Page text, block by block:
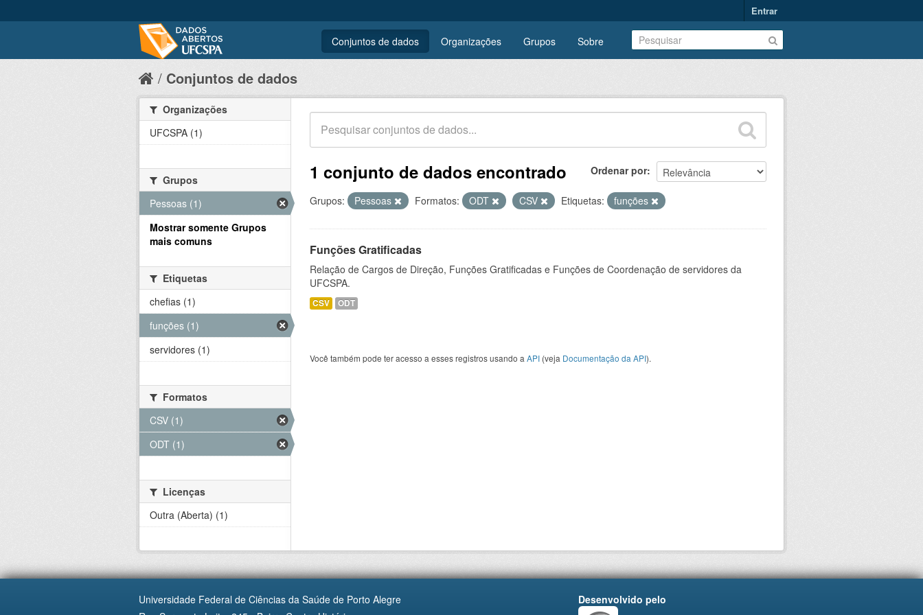
Entrar
Conjuntos de dados Organizações Grupos Sobre
Conjuntos de dados
Ordenar por
1 conjunto de dados encontrado
Grupos: Pessoas Formatos: ODT CSV Etiquetas: funções
Funções Gratificadas
Relação de Cargos de Direção, Funções Gratificadas e Funções de Coordenação de servidores da
UFCSPA.
CSV ODT
Você também pode ter acesso a esses registros usando a API (veja Documentação da API).
Organizações
UFCSPA (1)
Grupos
Pessoas (1)
Mostrar somente Grupos
mais comuns
Etiquetas
chefias (1)
funções (1)
servidores (1)
Formatos
CSV (1)
ODT (1)
Licenças
Outra (Aberta) (1)
Universidade Federal de Ciências da Saúde de Porto Alegre
Desenvolvido pelo